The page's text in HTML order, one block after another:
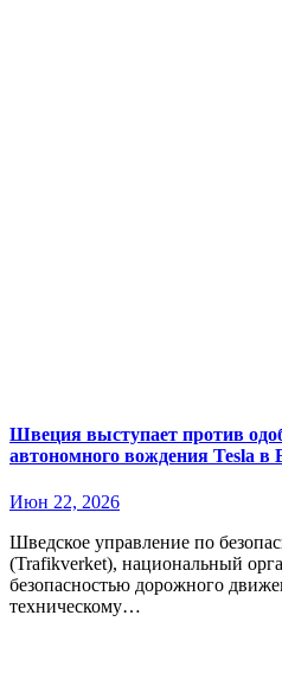
Швеция выступает против
автономного вождения Tesla в
Июн 22, 2026
Шведское управление по безопасности дорожного движения
(Trafikverket), национальный
безопасностью дорожного
техническому…